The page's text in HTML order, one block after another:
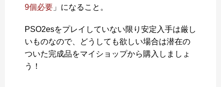
9個必要 」になること。
PSO2esをプレイしていない限り安定入手は厳し
いものなので、どうしても欲しい場合は潜在の
ついた完成品をマイショップから購入しましょ
う！